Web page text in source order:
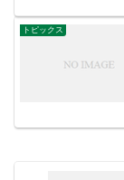
トピックス